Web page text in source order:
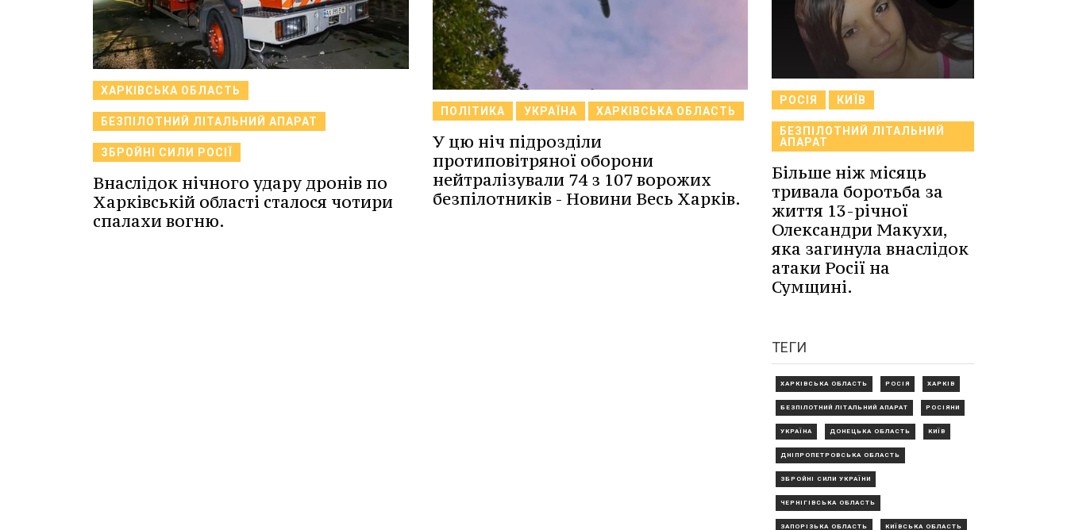
ХАРКІВСЬКА ОБЛАСТЬ
БЕЗПІЛОТНИЙ ЛІТАЛЬНИЙ АПАРАТ
ЗБРОЙНІ СИЛИ РОСІЇ
Внаслідок нічного удару дронів по
Харківській області сталося чотири
спалахи вогню.
ПОЛІТИКА УКРАЇНА ХАРКІВСЬКА ОБЛАСТЬ
У цю ніч підрозділи
протиповітряної оборони
нейтралізували 74 з 107 ворожих
безпілотників - Новини Весь Харків.
РОСІЯ КИЇВ
БЕЗПІЛОТНИЙ ЛІТАЛЬНИЙ
АПАРАТ
Більше ніж місяць
тривала боротьба за
життя 13-річної
Олександри Макухи,
яка загинула внаслідок
атаки Росії на
Сумщині.
ТЕГИ
ХАРКІВСЬКА ОБЛАСТЬ РОСІЯ ХАРКІВ
БЕЗПІЛОТНИЙ ЛІТАЛЬНИЙ АПАРАТ РОСІЯНИ
УКРАЇНА ДОНЕЦЬКА ОБЛАСТЬ КИЇВ
ДНІПРОПЕТРОВСЬКА ОБЛАСТЬ
ЗБРОЙНІ СИЛИ УКРАЇНИ
ЧЕРНІГІВСЬКА ОБЛАСТЬ
ЗАПОРІЗЬКА ОБЛАСТЬ КИЇВСЬКА ОБЛАСТЬ